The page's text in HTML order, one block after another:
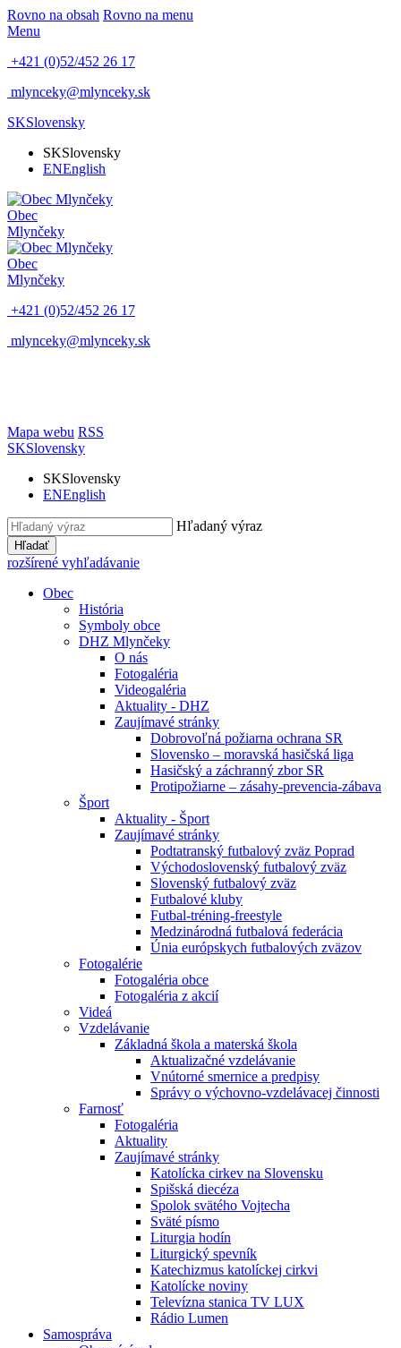
Rovno na obsah Rovno na menu
Menu
+421 (0)52/452 26 17
mlynceky@mlynceky.sk
SKSlovensky
SKSlovensky
ENEnglish
Obec
Mlynčeky
Obec
Mlynčeky
+421 (0)52/452 26 17
mlynceky@mlynceky.sk
Mapa webu RSS
SKSlovensky
SKSlovensky
ENEnglish
Hľadaný výraz
Hľadať
rozšírené vyhľadávanie
Obec
História
Symboly obce
DHZ Mlynčeky
O nás
Fotogaléria
Videogaléria
Aktuality - DHZ
Zaujímavé stránky
Dobrovoľná požiarna ochrana SR
Slovensko – moravská hasičská liga
Hasičský a záchranný zbor SR
Protipožiarne – zásahy-prevencia-zábava
Šport
Aktuality - Šport
Zaujímavé stránky
Podtatranský futbalový zväz Poprad
Východoslovenský futbalový zväz
Slovenský futbalový zväz
Futbalové kluby
Futbal-tréning-freestyle
Medzinárodná futbalová federácia
Únia európskych futbalových zväzov
Fotogalérie
Fotogaléria obce
Fotogaléria z akcií
Videá
Vzdelávanie
Základná škola a materská škola
Aktualizačné vzdelávanie
Vnútorné smernice a predpisy
Správy o výchovno-vzdelávacej činnosti
Farnosť
Fotogaléria
Aktuality
Zaujímavé stránky
Katolícka cirkev na Slovensku
Spišská diecéza
Spolok svätého Vojtecha
Sväté písmo
Liturgia hodín
Liturgický spevník
Katechizmus katolíckej cirkvi
Katolícke noviny
Televízna stanica TV LUX
Rádio Lumen
Samospráva